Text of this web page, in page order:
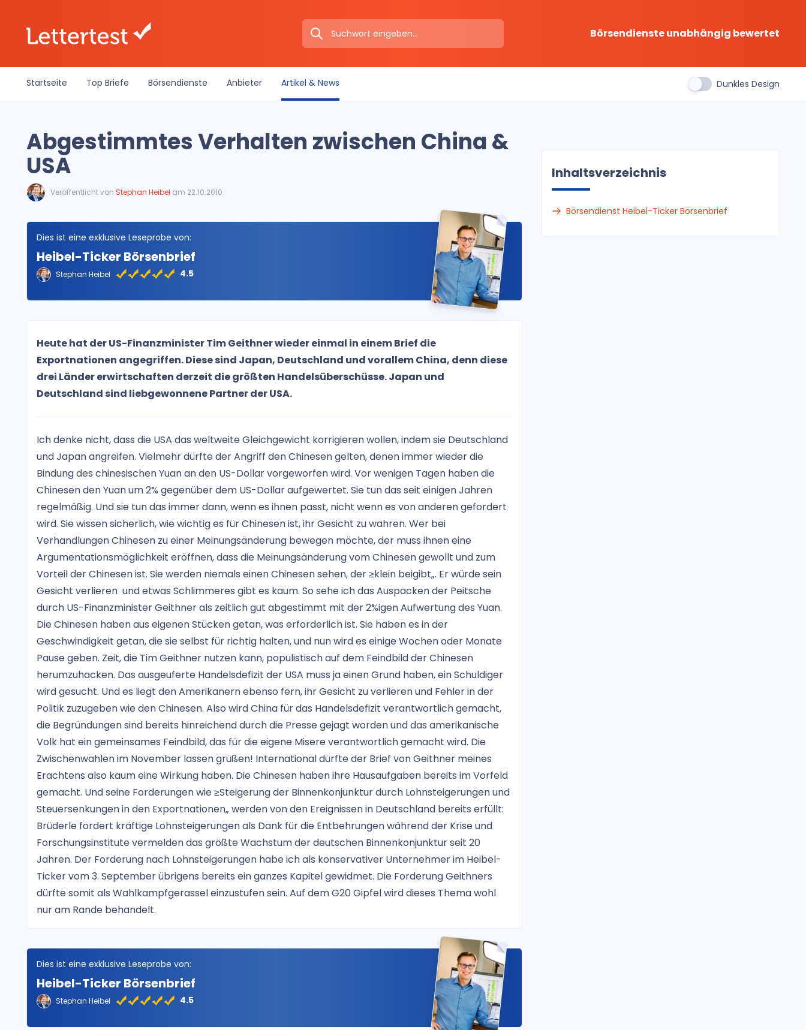
Börsendienste unabhängig bewertet
Startseite Top Briefe Börsendienste Anbieter Artikel & News Dunkles Design
Abgestimmtes Verhalten zwischen China &
USA
Veröffentlicht von Stephan Heibel am 22.10.2010
Dies ist eine exklusive Leseprobe von:
Heibel-Ticker Börsenbrief
Stephan Heibel 4.5
Heute hat der US-Finanzminister Tim Geithner wieder einmal in einem Brief die
Exportnationen angegriffen. Diese sind Japan, Deutschland und vorallem China, denn diese
drei Länder erwirtschaften derzeit die größten Handelsüberschüsse. Japan und
Deutschland sind liebgewonnene Partner der USA.
Ich denke nicht, dass die USA das weltweite Gleichgewicht korrigieren wollen, indem sie Deutschland
und Japan angreifen. Vielmehr dürfte der Angriff den Chinesen gelten, denen immer wieder die
Bindung des chinesischen Yuan an den US-Dollar vorgeworfen wird. Vor wenigen Tagen haben die
Chinesen den Yuan um 2% gegenüber dem US-Dollar aufgewertet. Sie tun das seit einigen Jahren
regelmäßig. Und sie tun das immer dann, wenn es ihnen passt, nicht wenn es von anderen gefordert
wird. Sie wissen sicherlich, wie wichtig es für Chinesen ist, ihr Gesicht zu wahren. Wer bei
Verhandlungen Chinesen zu einer Meinungsänderung bewegen möchte, der muss ihnen eine
Argumentationsmöglichkeit eröffnen, dass die Meinungsänderung vom Chinesen gewollt und zum
Vorteil der Chinesen ist. Sie werden niemals einen Chinesen sehen, der ≥klein beigibt„. Er würde sein
Gesicht verlieren und etwas Schlimmeres gibt es kaum. So sehe ich das Auspacken der Peitsche
durch US-Finanzminister Geithner als zeitlich gut abgestimmt mit der 2%igen Aufwertung des Yuan.
Die Chinesen haben aus eigenen Stücken getan, was erforderlich ist. Sie haben es in der
Geschwindigkeit getan, die sie selbst für richtig halten, und nun wird es einige Wochen oder Monate
Pause geben. Zeit, die Tim Geithner nutzen kann, populistisch auf dem Feindbild der Chinesen
herumzuhacken. Das ausgeuferte Handelsdefizit der USA muss ja einen Grund haben, ein Schuldiger
wird gesucht. Und es liegt den Amerikanern ebenso fern, ihr Gesicht zu verlieren und Fehler in der
Politik zuzugeben wie den Chinesen. Also wird China für das Handelsdefizit verantwortlich gemacht,
die Begründungen sind bereits hinreichend durch die Presse gejagt worden und das amerikanische
Volk hat ein gemeinsames Feindbild, das für die eigene Misere verantwortlich gemacht wird. Die
Zwischenwahlen im November lassen grüßen! International dürfte der Brief von Geithner meines
Erachtens also kaum eine Wirkung haben. Die Chinesen haben ihre Hausaufgaben bereits im Vorfeld
gemacht. Und seine Forderungen wie ≥Steigerung der Binnenkonjunktur durch Lohnsteigerungen und
Steuersenkungen in den Exportnationen„ werden von den Ereignissen in Deutschland bereits erfüllt:
Brüderle fordert kräftige Lohnsteigerungen als Dank für die Entbehrungen während der Krise und
Forschungsinstitute vermelden das größte Wachstum der deutschen Binnenkonjunktur seit 20
Jahren. Der Forderung nach Lohnsteigerungen habe ich als konservativer Unternehmer im Heibel-
Ticker vom 3. September übrigens bereits ein ganzes Kapitel gewidmet. Die Forderung Geithners
dürfte somit als Wahlkampfgerassel einzustufen sein. Auf dem G20 Gipfel wird dieses Thema wohl
nur am Rande behandelt.
Dies ist eine exklusive Leseprobe von:
Heibel-Ticker Börsenbrief
Stephan Heibel 4.5
Inhaltsverzeichnis
Börsendienst Heibel-Ticker Börsenbrief